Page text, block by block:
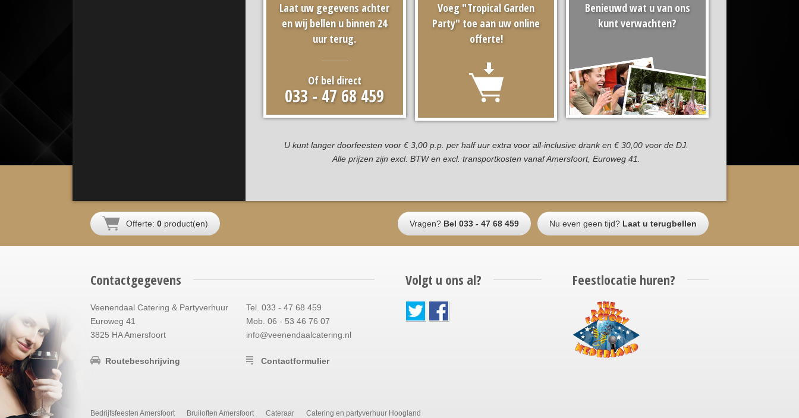
Laat uw gegevens achter
en wij bellen u binnen 24
uur terug.
Of bel direct
033 - 47 68 459
Voeg "Tropical Garden
Party" toe aan uw online
offerte!
Benieuwd wat u van ons
kunt verwachten?
U kunt langer doorfeesten voor € 3,00 p.p. per half uur extra voor all-inclusive drank en € 30,00 voor de DJ.
Alle prijzen zijn excl. BTW en excl. transportkosten vanaf Amersfoort, Euroweg 41.
Offerte: 0 product(en) Vragen? Bel 033 - 47 68 459 Nu even geen tijd? Laat u terugbellen
Contactgegevens
Veenendaal Catering & Partyverhuur
Euroweg 41
3825 HA Amersfoort
Routebeschrijving
Tel. 033 - 47 68 459
Mob. 06 - 53 46 76 07
info@veenendaalcatering.nl
Contactformulier
Volgt u ons al? Feestlocatie huren?
Bedrijfsfeesten Amersfoort Bruiloften Amersfoort Cateraar Catering en partyverhuur Hoogland